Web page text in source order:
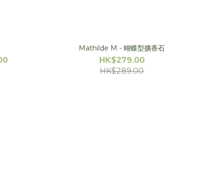
Mathilde M - 蝴蝶型擴香石
HK$279.00
HK$289.00